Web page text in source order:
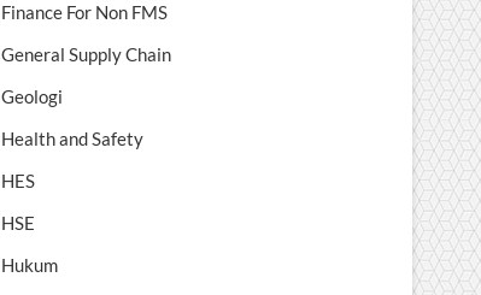
Finance For Non FMS
General Supply Chain
Geologi
Health and Safety
HES
HSE
Hukum